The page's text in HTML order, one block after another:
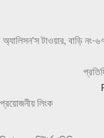
অ্যালিসন'স টাওয়ার, বাড়ি নং-
প্রয়োজনীয় লিংক